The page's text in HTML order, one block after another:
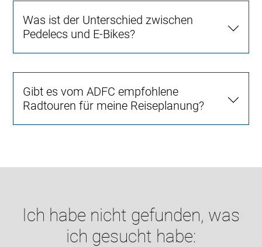
Was ist der Unterschied zwischen
Pedelecs und E-Bikes?
Gibt es vom ADFC empfohlene
Radtouren für meine Reiseplanung?
Ich habe nicht gefunden, was
ich gesucht habe: